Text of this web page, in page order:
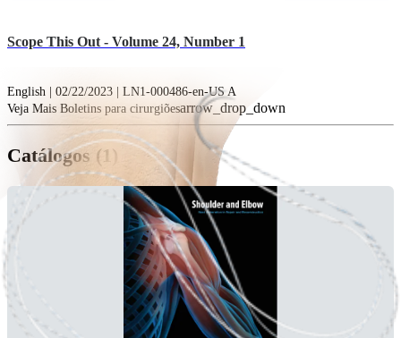
Scope This Out - Volume 24, Number 1
English | 02/22/2023 | LN1-000486-en-US A
Veja Mais Boletins para cirurgiõesarrow_drop_down
Catálogos (1)